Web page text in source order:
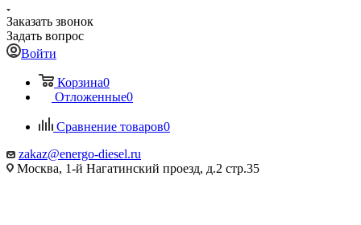
Заказать звонок
Задать вопрос
Войти
Корзина0
Отложенные0
Сравнение товаров0
zakaz@energo-diesel.ru
Москва, 1-й Нагатинский проезд, д.2 стр.35